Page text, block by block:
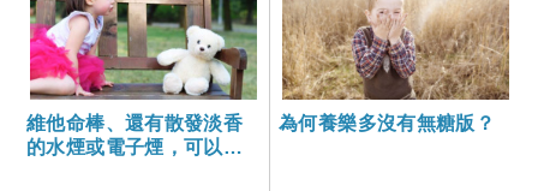
維他命棒、還有散發淡香
的水煙或電子煙，可以成
為何養樂多沒有無糖版？